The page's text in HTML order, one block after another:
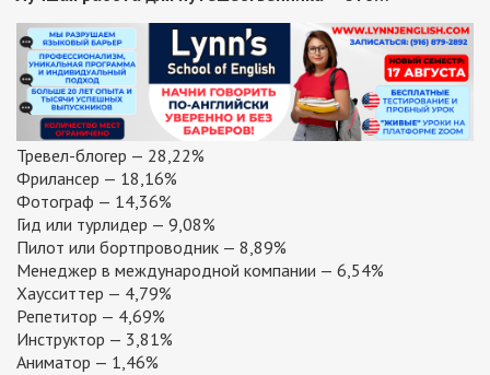
Тревел-блогер — 28,22%
Фрилансер — 18,16%
Фотограф — 14,36%
Гид или турлидер — 9,08%
Пилот или бортпроводник — 8,89%
Менеджер в международной компании — 6,54%
Хаусситтер — 4,79%
Репетитор — 4,69%
Инструктор — 3,81%
Аниматор — 1,46%